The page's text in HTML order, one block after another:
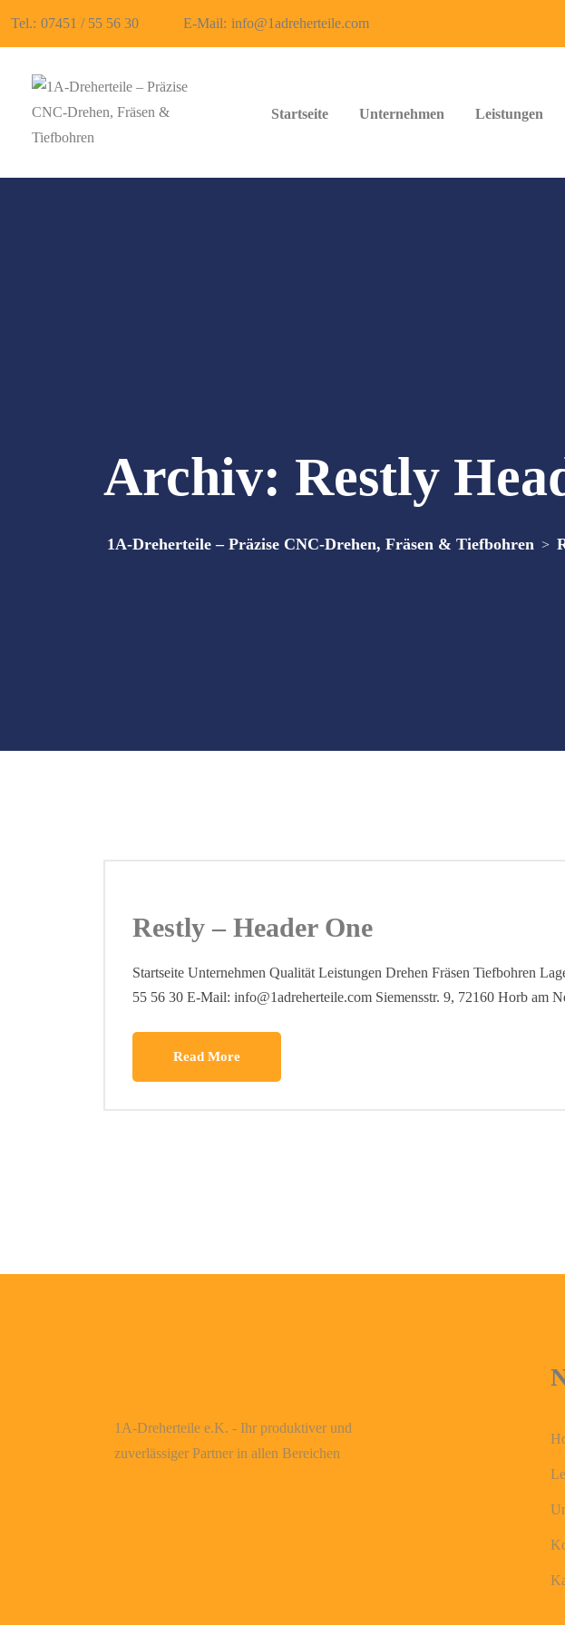
Tel.: 07451 / 55 56 30 E-Mail: info@1adreherteile.com
Startseite Unternehmen Leistungen
Archiv: Restly
1A-Dreherteile – Präzise CNC-Drehen, Fräsen & Tiefbohren >
Restly – Header One
Startseite Unternehmen Qualität Leistungen Drehen Fräsen Tiefbohren
55 56 30 E-Mail: info@1adreherteile.com Siemensstr. 9, 72160 Horb
Read More
1A-Dreherteile e.K. - Ihr produktiver und
zuverlässiger Partner in allen Bereichen